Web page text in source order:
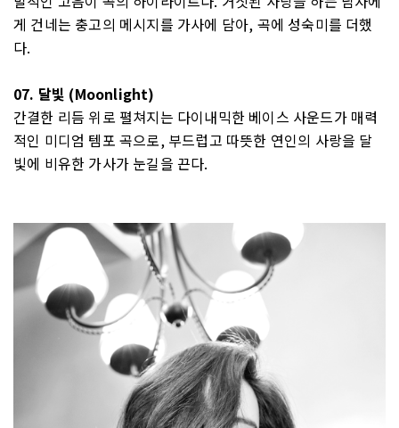
게 건네는 충고의 메시지를 가사에 담아, 곡에 성숙미를 더했
다.
07. 달빛 (Moonlight)
간결한 리듬 위로 펼쳐지는 다이내믹한 베이스 사운드가 매력
적인 미디엄 템포 곡으로, 부드럽고 따뜻한 연인의 사랑을 달
빛에 비유한 가사가 눈길을 끈다.